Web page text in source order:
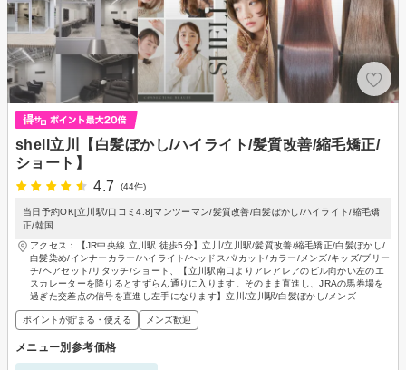
shell立川【白髪ぼかし/ハイライト/髪質改善/縮毛矯正/
ショート】
4.7
(44件)
当日予約OK[立川駅/口コミ4.8]マンツーマン/髪質改善/白髪ぼかし/ハイライト/縮毛矯
正/韓国
アクセス：【JR中央線 立川駅 徒歩5分】立川/立川駅/髪質改善/縮毛矯正/白髪ぼかし/
白髪染め/インナーカラー/ハイライト/ヘッドスパ/カット/カラー/メンズ/キッズ/ブリー
チ/ヘアセット/リタッチ/ショート、【立川駅南口よりアレアレアのビル向かい左のエ
スカレーターを降りるとすずらん通りに入ります。そのまま直進し、JRAの馬券場を
過ぎた交差点の信号を直進し左手になります】立川/立川駅/白髪ぼかし/メンズ
ポイントが貯まる・使える メンズ歓迎
メニュー別参考価格